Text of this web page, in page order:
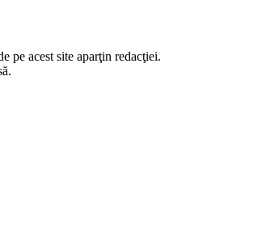
pe acest site aparţin redacţiei.